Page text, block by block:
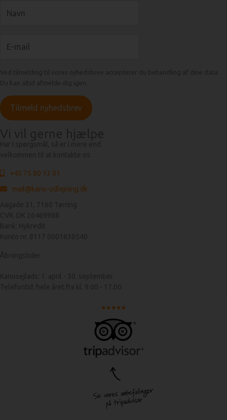
+45 75 80 13 01
mail@kano-udlejning.dk